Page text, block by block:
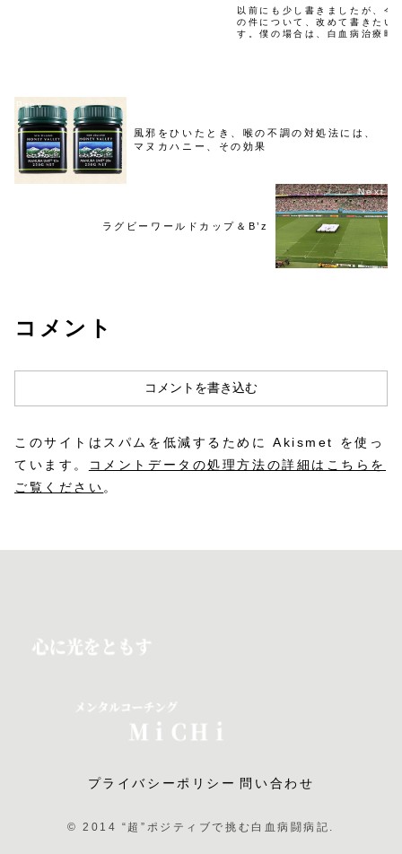
以前にも少し書きましたが、今
の件について、改めて書きたい
す。僕の場合は、白血病治療時
風邪をひいたとき、喉の不調の対処法には、
マヌカハニー、その効果
ラグビーワールドカップ＆B’z
コメント
コメントを書き込む
このサイトはスパムを低減するために Akismet を使っ
ています。
コメントデータの処理方法の詳細はこちらを
ご覧ください 。
プライバシーポリシー 問い合わせ
© 2014 “超”ポジティブで挑む白血病闘病記.